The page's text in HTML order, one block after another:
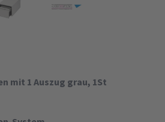
mit 1 Auszug grau, 1St